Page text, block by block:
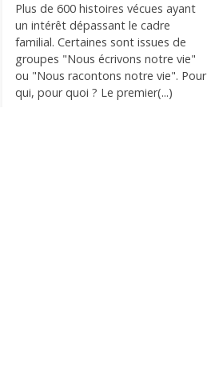
Plus de 600 histoires vécues ayant
un intérêt dépassant le cadre
familial. Certaines sont issues de
groupes "Nous écrivons notre vie"
ou "Nous racontons notre vie". Pour
qui, pour quoi ? Le premier(...)